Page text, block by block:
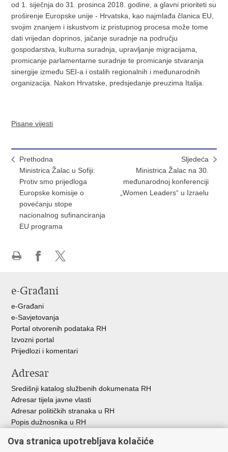
od 1. siječnja do 31. prosinca 2018. godine, a glavni prioriteti su
proširenje Europske unije - Hrvatska, kao najmlađa članica EU,
svojim znanjem i iskustvom iz pristupnog procesa može tome
dati vrijedan doprinos, jačanje suradnje na području
gospodarstva, kulturna suradnja, upravljanje migracijama,
promicanje parlamentarne suradnje te promicanje stvaranja
sinergije između SEI-a i ostalih regionalnih i međunarodnih
organizacija. Nakon Hrvatske, predsjedanje preuzima Italija.
Pisane vijesti
Prethodna
Ministrica Žalac u Sofiji:
Protiv smo prijedloga
Europske komisije o
povećanju stope
nacionalnog sufinanciranja
EU programa
Sljedeća
Ministrica Žalac na 30.
međunarodnoj konferenciji
„Women Leaders“ u Izraelu
Facebooku
X-
e-Građani
e-Građani
e-Savjetovanja
Portal otvorenih podataka RH
Izvozni portal
Prijedlozi i komentari
Adresar
Središnji katalog službenih dokumenata RH
Adresar tijela javne vlasti
Adresar političkih stranaka u RH
Popis dužnosnika u RH
Pozivi za žurnu pomoć
Ova stranica upotrebljava kolačiće